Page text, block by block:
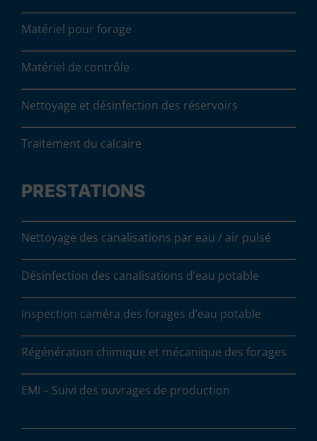
Matériel pour forage
Matériel de contrôle
Nettoyage et désinfection des réservoirs
Traitement du calcaire
PRESTATIONS
Nettoyage des canalisations par eau / air pulsé
Désinfection des canalisations d’eau potable
Inspection caméra des forages d’eau potable
Régénération chimique et mécanique des forages
EMI – Suivi des ouvrages de production